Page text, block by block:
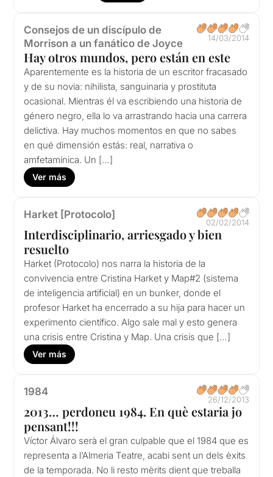
Consejos de un discípulo de
Morrison a un fanático de Joyce
14/03/2014
Hay otros mundos, pero están en este
Aparentemente es la historia de un escritor fracasado
y de su novia: nihilista, sanguinaria y prostituta
ocasional. Mientras él va escribiendo una historia de
género negro, ella lo va arrastrando hacia una carrera
delictiva. Hay muchos momentos en que no sabes
en qué dimensión estás: real, narrativa o
amfetamínica. Un […]
Ver más
Harket [Protocolo]
02/02/2014
Interdisciplinario, arriesgado y bien
resuelto
Harket (Protocolo) nos narra la historia de la
convivencia entre Cristina Harket y Map#2 (sistema
de inteligencia artificial) en un bunker, donde el
profesor Harket ha encerrado a su hija para hacer un
experimento científico. Algo sale mal y esto genera
una crisis entre Cristina y Map. Una crisis que […]
Ver más
1984
26/12/2013
2013… perdoneu 1984. En què estaria jo
pensant!!!
Víctor Álvaro serà el gran culpable que el 1984 que es
representa a l’Almeria Teatre, acabi sent un dels èxits
de la temporada. No li resto mèrits dient que treballa